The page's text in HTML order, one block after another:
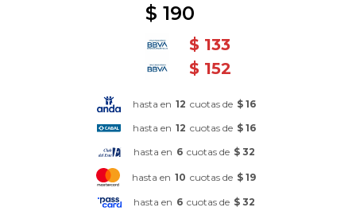
$ 190
$ 133
$ 152
hasta en 12 cuotas de $ 16
hasta en 12 cuotas de $ 16
hasta en 6 cuotas de $ 32
hasta en 10 cuotas de $ 19
hasta en 6 cuotas de $ 32